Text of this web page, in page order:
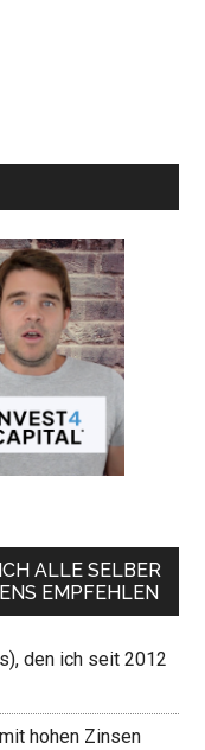
ALLE SELBER
EMPFEHLEN
den ich seit 2012
hohen Zinsen